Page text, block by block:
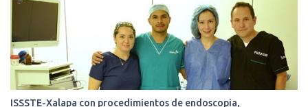
s
ISSSTE-Xalapa con procedimientos de endoscopia,